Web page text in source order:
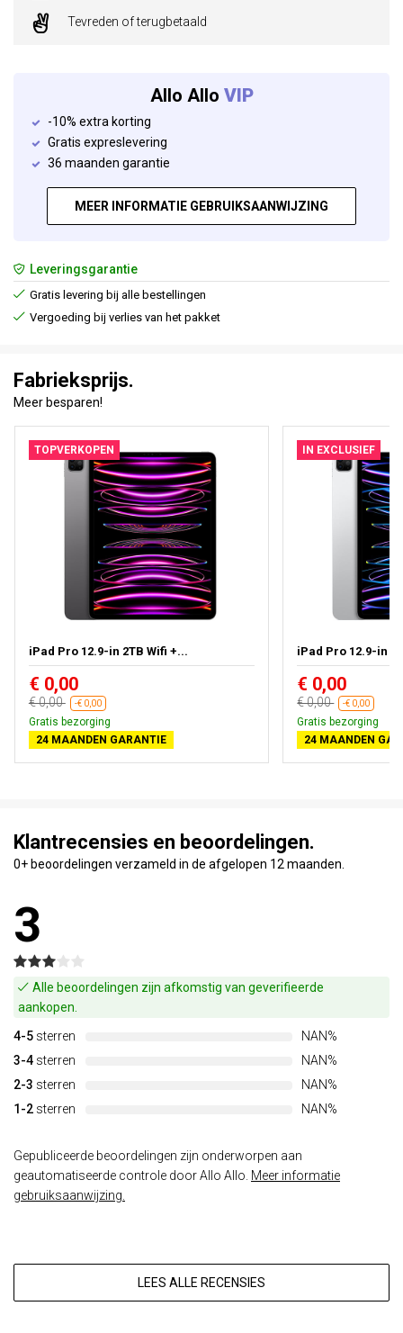
Tevreden of terugbetaald
Allo Allo VIP
-10% extra korting
Gratis expreslevering
36 maanden garantie
MEER INFORMATIE GEBRUIKSAANWIJZING
Leveringsgarantie
Gratis levering bij alle bestellingen
Vergoeding bij verlies van het pakket
Fabrieksprijs.
Meer besparen!
TOPVERKOPEN
iPad Pro 12.9-in 2TB Wifi +...
€ 0,00
€ 0,00 -€ 0,00
Gratis bezorging
24 MAANDEN GARANTIE
IN EXCLUSIEF
iPad Pro 12.9-in
€ 0,00
€ 0,00 -€ 0,00
Gratis bezorging
24 MAANDEN
Klantrecensies en beoordelingen.
0+ beoordelingen verzameld in de afgelopen 12 maanden.
3
Alle beoordelingen zijn afkomstig van geverifieerde
aankopen.
4-5 sterren
NAN%
3-4 sterren
NAN%
2-3 sterren
NAN%
1-2 sterren NAN%
Gepubliceerde beoordelingen zijn onderworpen aan
geautomatiseerde controle door Allo Allo. Meer informatie
gebruiksaanwijzing.
LEES ALLE RECENSIES